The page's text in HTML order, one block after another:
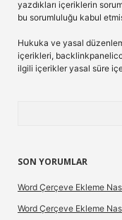
yazdıkları içeriklerin
bu sorumluluğu kabul
Hukuka ve yasal
içerikleri,
ilgili içerikler yasal süre
SON YORUMLAR
Word Çerçeve Ekleme
Word Çerçeve Ekleme